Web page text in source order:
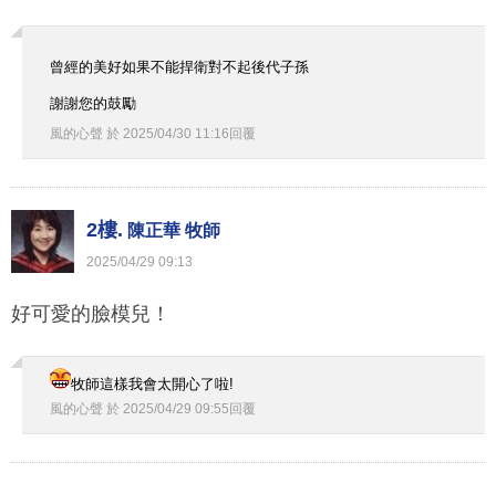
曾經的美好如果不能捍衛對不起後代子孫
謝謝您的鼓勵
風的心聲 於 2025/04/30 11:16 回覆
2樓. 陳正華 牧師
2025/04/29 09:13
好可愛的臉模兒！
牧師這樣我會太開心了啦!
風的心聲 於 2025/04/29 09:55 回覆